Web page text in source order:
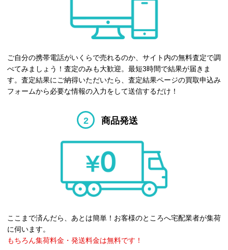
ご自分の携帯電話がいくらで売れるのか、サイト内の無料査定で調
べてみましょう！査定のみも大歓迎。最短3時間で結果が届きま
す。査定結果にご納得いただいたら、査定結果ページの買取申込み
フォームから必要な情報の入力をして送信するだけ！
2 商品発送
ここまで済んだら、あとは簡単！お客様のところへ宅配業者が集荷
に伺います。
もちろん集荷料金・発送料金は無料です！